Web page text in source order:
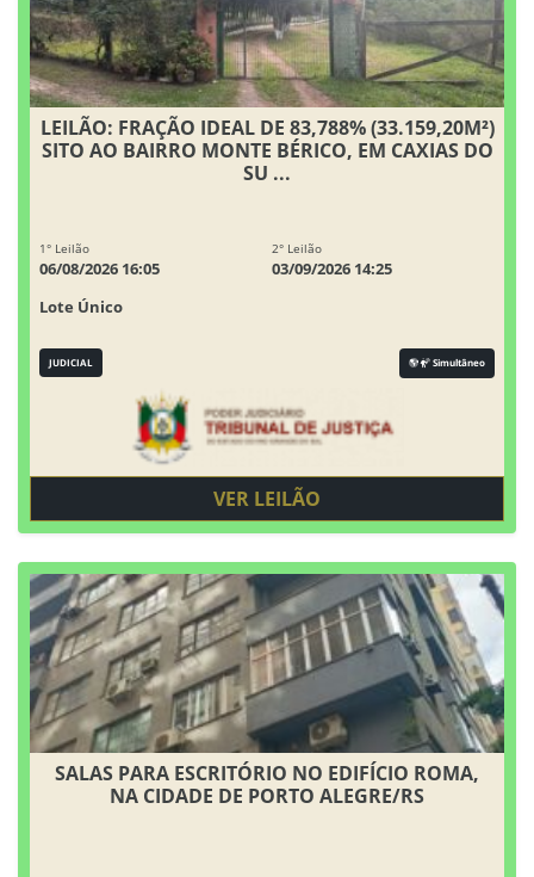
LEILÃO: FRAÇÃO IDEAL DE 83,788% (33.159,20M²)
SITO AO BAIRRO MONTE BÉRICO, EM CAXIAS DO
SU ...
1° Leilão
06/08/2026 16:05
2° Leilão
03/09/2026 14:25
Lote Único
JUDICIAL Simultâneo
VER LEILÃO
SALAS PARA ESCRITÓRIO NO EDIFÍCIO ROMA,
NA CIDADE DE PORTO ALEGRE/RS